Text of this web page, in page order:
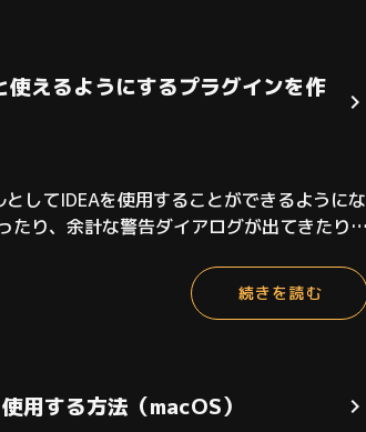
えるようにするプラグインを作
してIDEAを使用することができるようにな
たり、余計な警告ダイアログが出てきたり
続きを読む
する方法（macOS）